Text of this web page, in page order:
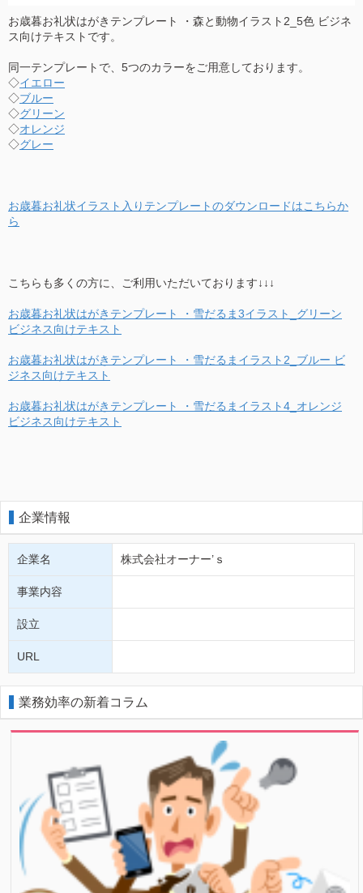
お歳暮お礼状はがきテンプレート ・森と動物イラスト2_5色 ビジネ
ス向けテキストです。
同一テンプレートで、5つのカラーをご用意しております。
◇イエロー
◇ブルー
◇グリーン
◇オレンジ
◇グレー
お歳暮お礼状イラスト入りテンプレートのダウンロードはこちらか
ら
こちらも多くの方に、ご利用いただいております↓↓↓
お歳暮お礼状はがきテンプレート ・雪だるま3イラスト_グリーン
ビジネス向けテキスト
お歳暮お礼状はがきテンプレート ・雪だるまイラスト2_ブルー ビ
ジネス向けテキスト
お歳暮お礼状はがきテンプレート ・雪だるまイラスト4_オレンジ
ビジネス向けテキスト
企業情報
企業名 株式会社オーナー’ｓ
事業内容
設立
URL
業務効率の新着コラム